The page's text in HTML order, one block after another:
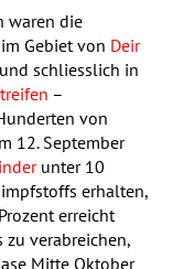
waren die
Gebiet von Deir
und schliesslich in
–
von
12. September
unter 10
erhalten,
erreicht
verabreichen,
Mitte Oktober